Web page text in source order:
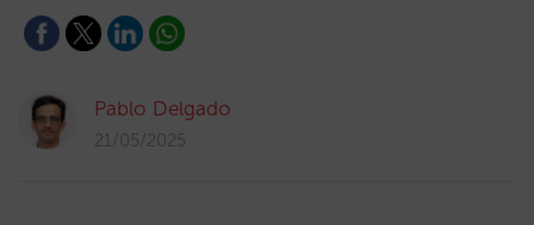
Pablo Delgado
21/05/2025